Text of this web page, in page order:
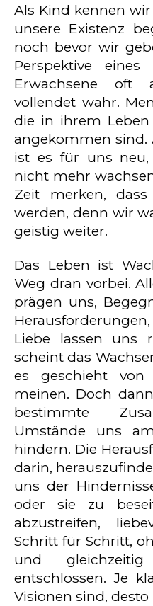
Als Kind kennen
unsere Existenz
noch bevor wir
Perspektive
Erwachsene oft
vollendet wahr.
die in ihrem
angekommen sind.
ist es für uns
nicht mehr
Zeit merken,
werden, denn wir
geistig weiter.
Das Leben ist
Weg dran vorbei.
prägen uns,
Liebe lassen uns
scheint das
es geschieht
meinen. Doch
bestimmte
Umstände uns
hindern. Die
darin,
uns der
oder sie zu
abzustreifen,
Schritt für Schritt,
und
entschlossen. Je
Visionen sind, desto